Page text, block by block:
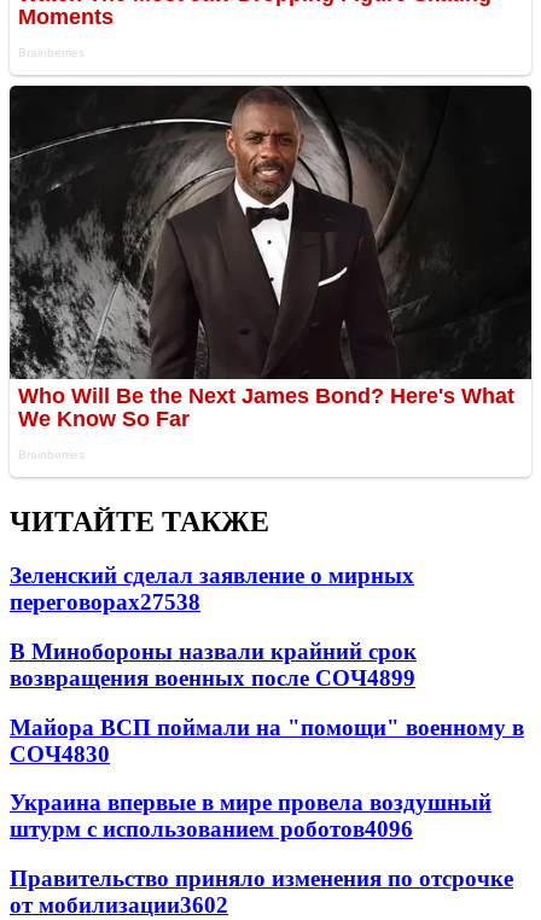
ЧИТАЙТЕ ТАКЖЕ
Зеленский сделал заявление о мирных
переговорах27538
В Минобороны назвали крайний срок
возвращения военных после СОЧ4899
Майора ВСП поймали на "помощи" военному в
СОЧ4830
Украина впервые в мире провела воздушный
штурм с использованием роботов4096
Правительство приняло изменения по отсрочке
от мобилизации3602